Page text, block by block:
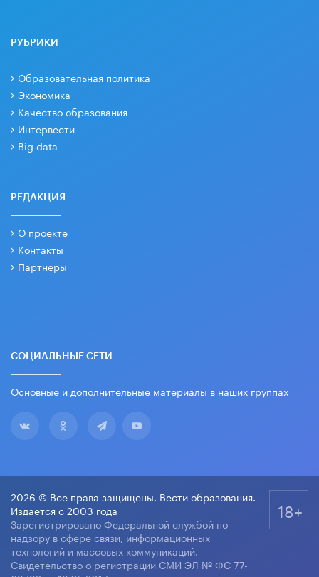
РУБРИКИ
Образовательная политика
Экономика
Качество образования
Интервести
Big data
РЕДАКЦИЯ
О проекте
Контакты
Партнеры
СОЦИАЛЬНЫЕ СЕТИ
Основные и дополнительные материалы в наших группах
2026 © Все права защищены. Вести образования.
Издается с 2003 года
Зарегистрировано Федеральной службой по
надзору в сфере связи, информационных
технологий и массовых коммуникаций.
Свидетельство о регистрации СМИ ЭЛ № ФС 77-
18+